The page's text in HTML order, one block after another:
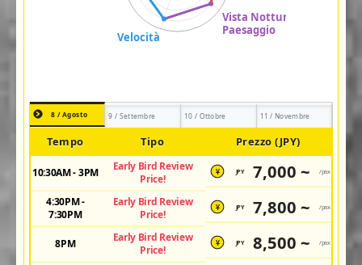
8 / Agosto 9 / Settembre 10 / Ottobre 11 / Novembre
Tempo Tipo Prezzo (JPY)
10:30AM - 3PM
Early Bird Review
Price!
¥ JPY 7,000 ~ /pax
4:30PM -
7:30PM
Early Bird Review
Price!
¥ JPY 7,800 ~ /pax
8PM
Early Bird Review
Price!
¥ JPY 8,500 ~ /pax